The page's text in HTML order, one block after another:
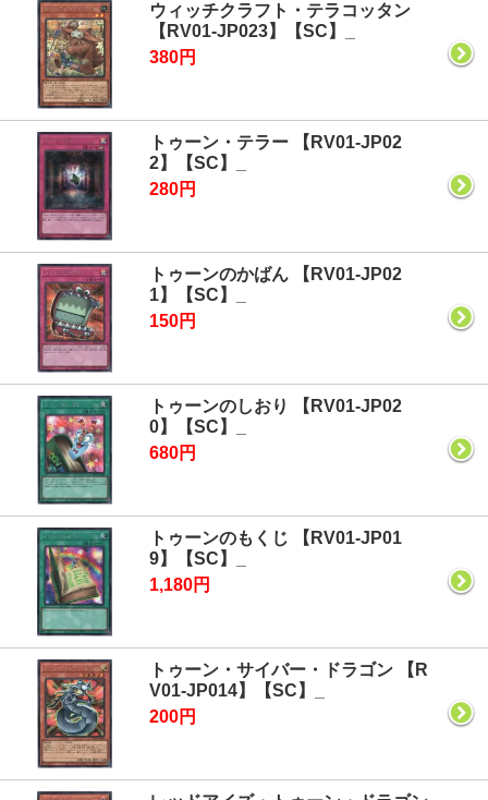
ウィッチクラフト・テラコッタン
【RV01-JP023】【SC】_
380円
トゥーン・テラー 【RV01-JP02
2】【SC】_
280円
トゥーンのかばん 【RV01-JP02
1】【SC】_
150円
トゥーンのしおり 【RV01-JP02
0】【SC】_
680円
トゥーンのもくじ 【RV01-JP01
9】【SC】_
1,180円
トゥーン・サイバー・ドラゴン 【R
V01-JP014】【SC】_
200円